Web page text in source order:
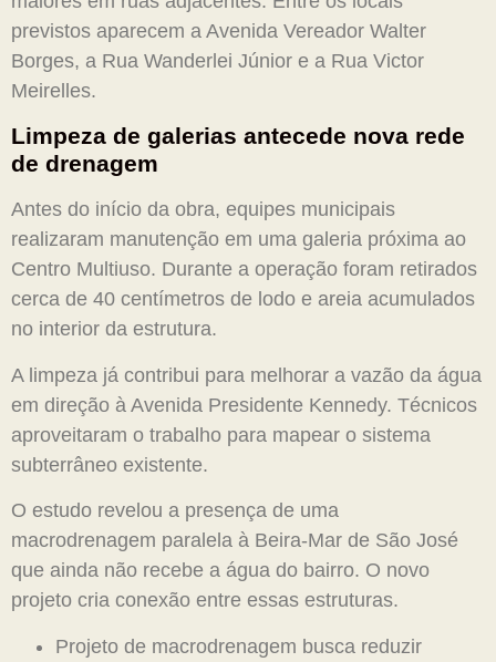
previstos aparecem a Avenida Vereador Walter
Borges, a Rua Wanderlei Júnior e a Rua Victor
Meirelles.
Limpeza de galerias antecede nova rede
de drenagem
Antes do início da obra, equipes municipais
realizaram manutenção em uma galeria próxima ao
Centro Multiuso. Durante a operação foram retirados
cerca de 40 centímetros de lodo e areia acumulados
no interior da estrutura.
A limpeza já contribui para melhorar a vazão da água
em direção à Avenida Presidente Kennedy. Técnicos
aproveitaram o trabalho para mapear o sistema
subterrâneo existente.
O estudo revelou a presença de uma
macrodrenagem paralela à Beira-Mar de São José
que ainda não recebe a água do bairro. O novo
projeto cria conexão entre essas estruturas.
Projeto de macrodrenagem busca reduzir